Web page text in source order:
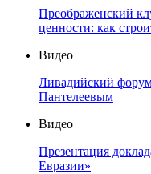
Преображенский
ценности: как
Видео
Ливадийский
Пантелеевым
Видео
Презентация
Евразии»